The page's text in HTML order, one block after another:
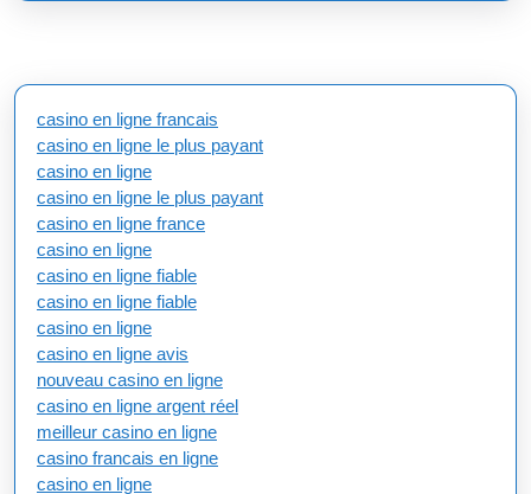
casino en ligne francais
casino en ligne le plus payant
casino en ligne
casino en ligne le plus payant
casino en ligne france
casino en ligne
casino en ligne fiable
casino en ligne fiable
casino en ligne
casino en ligne avis
nouveau casino en ligne
casino en ligne argent réel
meilleur casino en ligne
casino francais en ligne
casino en ligne